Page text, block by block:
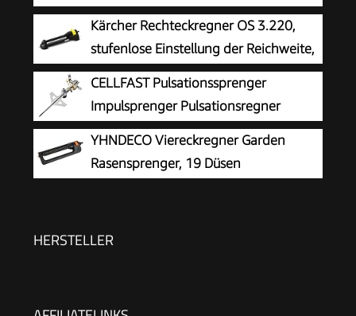
Verschiedene Flächenformen (Kreis, Halbkreis,
Quadrat, Rechteck, Ellipse, Punktstrahl), einfache
Bedienung, sicherer Stand (2073-20)
Kärcher Rechteckregner OS 3.220,
stufenlose Einstellung der Reichweite,
max. Beregnungsfläche: 220 m²,
Sprengweite: 5-17 m, Sprengbreite: 9-13 m,
schwarz
CELLFAST Pulsationssprenger
Impulsprenger Pulsationsregner
Professionell Gartensprinkler
Rasensprenger Aus Metall Für Rasen Blumen
Pflanzen Stufenregulierung Lux Ideal
YHNDECO Viereckregner Garden
Rasensprenger, 19 Düsen
Comfort Rasensprinkler Metall Rasen Sprenger
HERSTELLER